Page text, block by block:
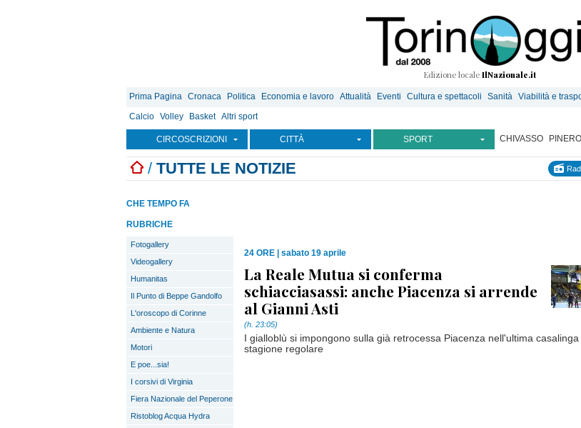
Edizione locale IlNazionale.it
Prima Pagina Cronaca Politica Economia e lavoro Attualità Eventi Cultura e spettacoli Sanità Viabilità e
Calcio Volley Basket Altri sport
CIRCOSCRIZIONI CITTÀ SPORT CHIVASSO
/ TUTTE LE NOTIZIE
CHE TEMPO FA
RUBRICHE
Fotogallery
Videogallery
Humanitas
Il Punto di Beppe Gandolfo
L'oroscopo di Corinne
Ambiente e Natura
Motori
E poe...sia!
I corsivi di Virginia
Fiera Nazionale del Peperone
Ristoblog Acqua Hydra
24 ORE sabato 19 aprile
La Reale Mutua si conferma
schiacciasassi: anche Piacenza si arrende
al Gianni Asti
(h. 23:05)
I gialloblù si impongono sulla già retrocessa Piacenza nell'ultima
stagione regolare